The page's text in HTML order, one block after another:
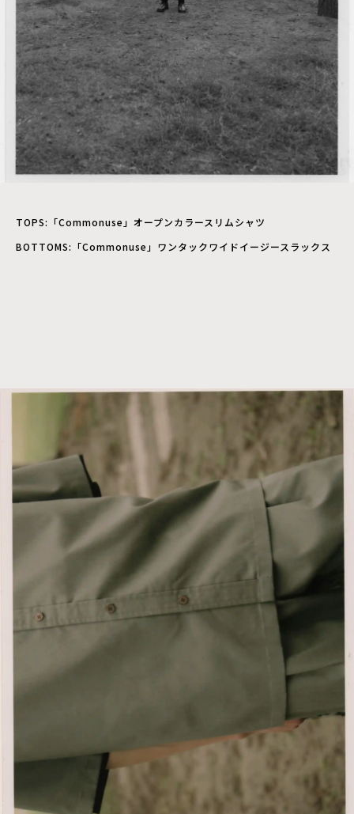
TOPS:「Commonuse」オープンカラースリムシャツ
BOTTOMS:「Commonuse」ワンタックワイドイージースラックス